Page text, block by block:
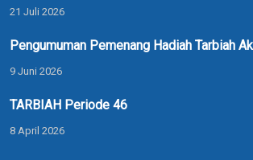
21 Juli 2026
Pengumuman Pemenang Hadiah Tarbiah
9 Juni 2026
TARBIAH Periode 46
8 April 2026